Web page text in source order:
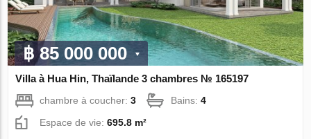
฿ 85 000 000
Villa à Hua Hin, Thaïlande 3 chambres № 165197
chambre à coucher:3 Bains:4
Espace de vie:695.8 m²